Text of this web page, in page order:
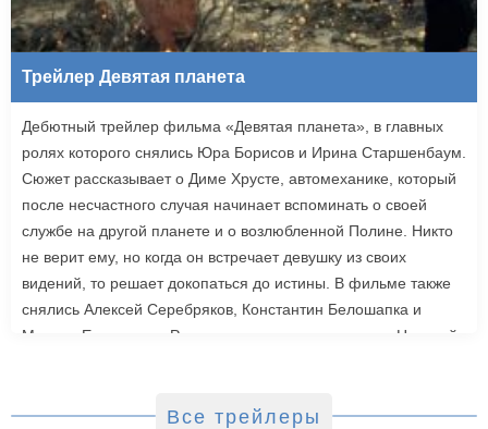
Трейлер Девятая планета
Дебютный трейлер фильма «Девятая планета», в главных
ролях которого снялись Юра Борисов и Ирина Старшенбаум.
Сюжет рассказывает о Диме Хрусте, автомеханике, который
после несчастного случая начинает вспоминать о своей
службе на другой планете и о возлюбленной Полине. Никто
не верит ему, но когда он встречает девушку из своих
видений, то решает докопаться до истины. В фильме также
снялись Алексей Серебряков, Константин Белошапка и
Максим Емельянов. Режиссером картины выступил Николай
Все трейлеры